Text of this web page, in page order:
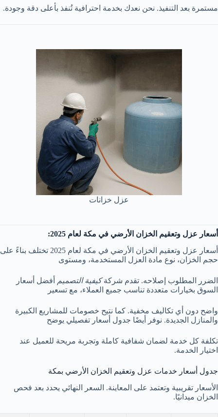
مستمرة بعد التنفيذ. نحن نعدك بخدمة احترافية تُنفذ بأعلى دقة وجودة.
عزل خزانات
أسعار عزل وتعقيم الخزان الأرضي في مكة لعام 2025:
أسعار عزل وتعقيم الخزان الأرضي في مكة لعام 2025 تختلف بناءً على
حجم الخزان، نوع مادة العزل المستخدمة، ومستوى
الضرر المطلوب إصلاحه. تقدم شركةكيفية التصميم
أفضل أسعار
السوق بخيارات متعددة تناسب جميع العملاء، مع تسعير
واضح دون أي تكاليف مخفية. كما نتيح خصومات للمشاريع الكبيرة
والمنازل الجديدة. نوفر أيضًا جدول أسعار تفصيلي يوضح
تكلفة كل خدمة لضمان شفافية كاملة وتجربة مريحة للعميل عند
اختيار الخدمة.
جدول أسعار خدمات عزل وتعقيم الخزان الأرضي بمكة
الأسعار تقريبية وتعتمد على المعاينة. السعر النهائي يحدد بعد فحص
الخزان ميدانيًا.